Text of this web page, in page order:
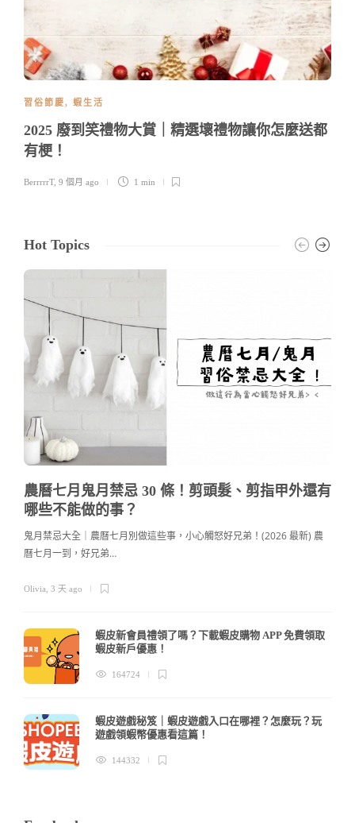
習俗節慶, 蝦生活
2025 廢到笑禮物大賞｜精選壞禮物讓你怎麼送都
有梗！
BerrrrrT, 9 個月 ago 1 min
Hot Topics
農曆七月鬼月禁忌 30 條！剪頭髮、剪指甲外還有
哪些不能做的事？
鬼月禁忌大全｜農曆七月別做這些事，小心觸怒好兄弟！(2026 最新) 農
曆七月一到，好兄弟…
Olivia 3 天 ago
蝦皮新會員禮領了嗎？下載蝦皮購物 APP 免費領取
蝦皮新戶優惠！
164724
蝦皮遊戲秘笈｜蝦皮遊戲入口在哪裡？怎麼玩？玩
遊戲領蝦幣優惠看這篇！
144332